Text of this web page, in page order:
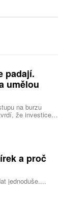
padají.
umělou
na burzu
že investice
investoři ale
a proč
jednoduše....